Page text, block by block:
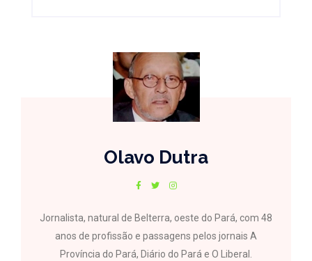
Olavo Dutra
Jornalista, natural de Belterra, oeste do Pará, com 48
anos de profissão e passagens pelos jornais A
Província do Pará, Diário do Pará e O Liberal.